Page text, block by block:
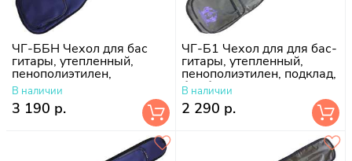
ЧГ-ББН Чехол для бас
гитары, утепленный,
пенополиэтилен,
поролон-10 мм, подклад
болонь
В наличии
3 190 р.
ЧГ-Б1 Чехол для для бас-
гитары, утепленный,
пенополиэтилен, подклад,
без борта
В наличии
2 290 р.